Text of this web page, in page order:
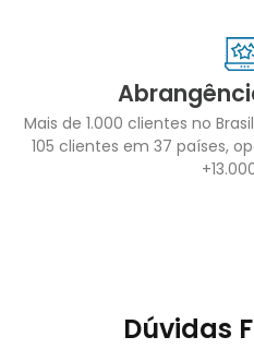
Mais de 1.000 clientes no
105 clientes em 37 países,
Dúvidas